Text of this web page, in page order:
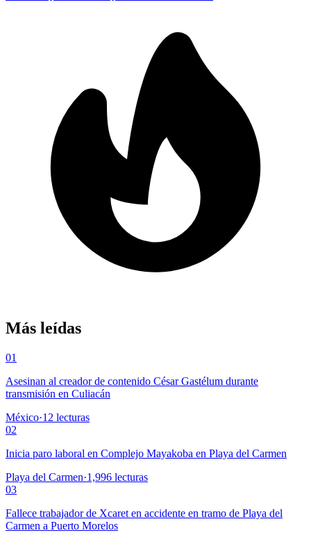
Más leídas
01
Asesinan al creador de contenido César Gastélum durante
transmisión en Culiacán
México·12 lecturas
02
Inicia paro laboral en Complejo Mayakoba en Playa del Carmen
Playa del Carmen·1,996 lecturas
03
Fallece trabajador de Xcaret en accidente en tramo de Playa del
Carmen a Puerto Morelos